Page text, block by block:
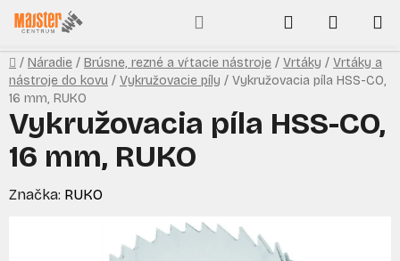
Prejsť
na
obsah
Hľadať
KOŠÍK
Domov
/ Náradie / Brúsne, rezné a vŕtacie nástroje / Vrtáky / Vrtáky a
nástroje do kovu / Vykružovacie píly / Vykružovacia píla HSS-CO,
16 mm, RUKO
Vykružovacia píla HSS-CO,
16 mm, RUKO
Značka: RUKO